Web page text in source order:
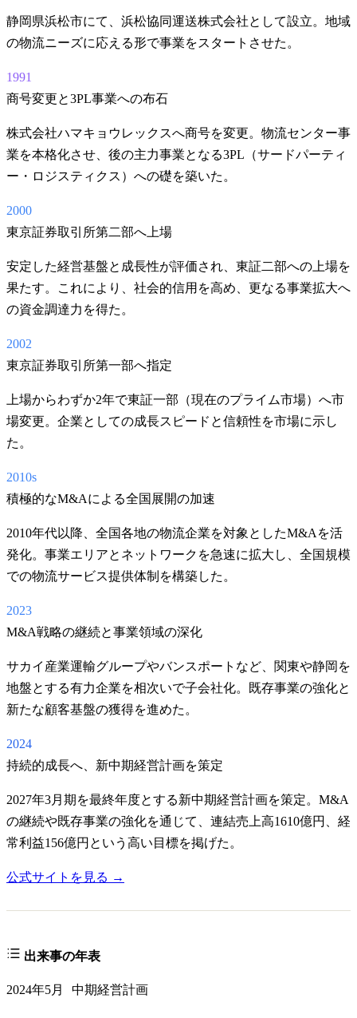
静岡県浜松市にて、浜松協同運送株式会社として設立。地域
の物流ニーズに応える形で事業をスタートさせた。
1991
商号変更と3PL事業への布石
株式会社ハマキョウレックスへ商号を変更。物流センター事
業を本格化させ、後の主力事業となる3PL（サードパーティ
ー・ロジスティクス）への礎を築いた。
2000
東京証券取引所第二部へ上場
安定した経営基盤と成長性が評価され、東証二部への上場を
果たす。これにより、社会的信用を高め、更なる事業拡大へ
の資金調達力を得た。
2002
東京証券取引所第一部へ指定
上場からわずか2年で東証一部（現在のプライム市場）へ市
場変更。企業としての成長スピードと信頼性を市場に示し
た。
2010s
積極的なM&Aによる全国展開の加速
2010年代以降、全国各地の物流企業を対象としたM&Aを活
発化。事業エリアとネットワークを急速に拡大し、全国規模
での物流サービス提供体制を構築した。
2023
M&A戦略の継続と事業領域の深化
サカイ産業運輸グループやバンスポートなど、関東や静岡を
地盤とする有力企業を相次いで子会社化。既存事業の強化と
新たな顧客基盤の獲得を進めた。
2024
持続的成長へ、新中期経営計画を策定
2027年3月期を最終年度とする新中期経営計画を策定。M&A
の継続や既存事業の強化を通じて、連結売上高1610億円、経
常利益156億円という高い目標を掲げた。
公式サイトを見る →
出来事の年表
2024年5月 中期経営計画